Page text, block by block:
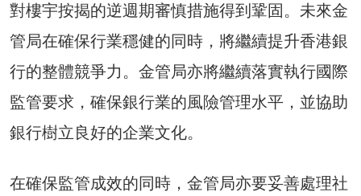
對樓宇按揭的逆週期審慎措施得到鞏固。未來金
管局在確保行業穩健的同時，將繼續提升香港銀
行的整體競爭力。金管局亦將繼續落實執行國際
監管要求，確保銀行業的風險管理水平，並協助
銀行樹立良好的企業文化。
在確保監管成效的同時，金管局亦要妥善處理社